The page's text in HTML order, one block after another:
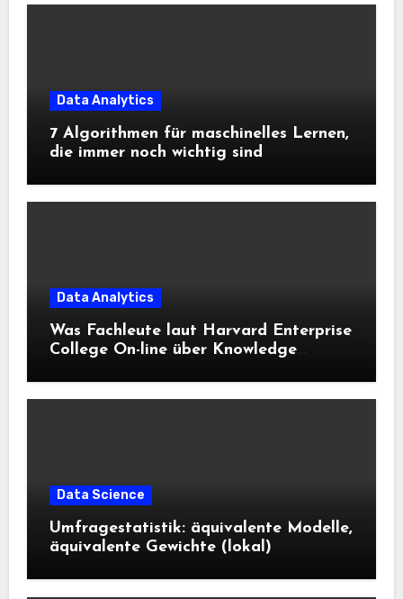
Data Analytics
7 Algorithmen für maschinelles Lernen,
die immer noch wichtig sind
Data Analytics
Was Fachleute laut Harvard Enterprise
College On-line über Knowledge
Data Science
Umfragestatistik: äquivalente Modelle,
äquivalente Gewichte (lokal)